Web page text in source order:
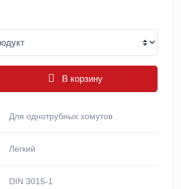
В корзину
Для однотрубных хомутов
Легкий
DIN 3015-1